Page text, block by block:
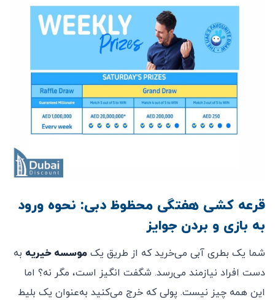
قرعه کشی هفتگی محظوظ دبی: نحوه ورود
به بازی و بردن جوایز
شما یک بطری آبی می‌خرید که از طریق یک موسسه خیریه به
دست افراد نیازمند می‌رسد. شگفت انگیز است، مگر نه؟ اما
این همه چیز نیست. پولی که خرج می‌کنید به‌عنوان یک بلیط